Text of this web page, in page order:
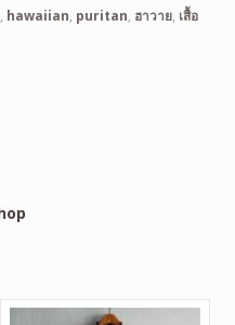
, hawaiian, puritan, ฮาวาย, เสื้อ